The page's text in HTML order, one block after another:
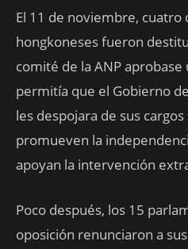
El 11 de noviembre,
hongkoneses fueron
comité de la ANP
permitía que el Gobierno
les despojara de sus
promueven la
apoyan la intervención
Poco después, los 15
oposición renunciaron a